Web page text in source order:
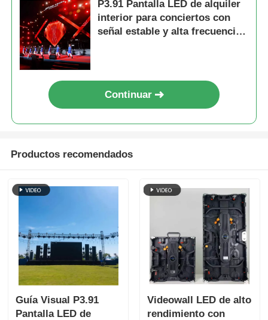
P3.91 Pantalla LED de alquiler
interior para conciertos con
señal estable y alta frecuencia
Continuar
Productos recomendados
Guía Visual P3.91
Pantalla LED de
Videowall LED de alto
rendimiento con